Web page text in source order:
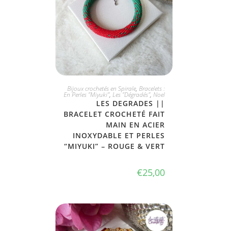
JE L'ADOPTE
Bijoux crochetés en Spirale, Bracelets :
En Perles "Miyuki", Les "Dégradés", Noel
LES DEGRADES ||
BRACELET CROCHETÉ FAIT
MAIN EN ACIER
INOXYDABLE ET PERLES
“MIYUKI” – ROUGE & VERT
€25,00